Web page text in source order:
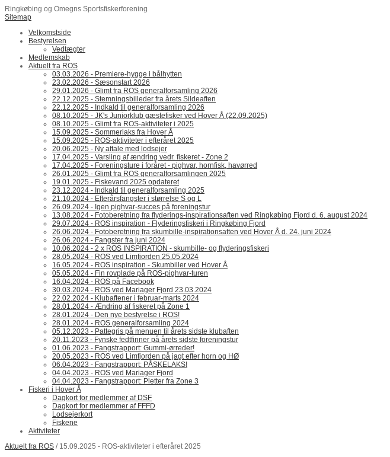
Ringkøbing og Omegns Sportsfiskerforening
Sitemap
Velkomstside
Bestyrelsen
Vedtægter
Medlemskab
Aktuelt fra ROS
03.03.2026 - Premiere-hygge i bålhytten
23.02.2026 - Sæsonstart 2026
29.01.2026 - Glimt fra ROS generalforsamling 2026
22.12.2025 - Stemningsbilleder fra årets Sildeaften
22.12.2025 - Indkald til generalforsamling 2026
08.10.2025 - JK's Juniorklub gæstefisker ved Hover Å (22.09.2025)
08.10.2025 - Glimt fra ROS-aktiviteter i 2025
15.09.2025 - Sommerlaks fra Hover Å
15.09.2025 - ROS-aktiviteter i efteråret 2025
20.06.2025 - Ny aftale med lodsejer
17.04.2025 - Varsling af ændring vedr. fiskeret - Zone 2
17.04.2025 - Foreningsture i foråret - pighvar, hornfisk, havørred
26.01.2025 - Glimt fra ROS generalforsamlingen 2025
19.01.2025 - Fiskevand 2025 opdateret
23.12.2024 - Indkald til generalforsamling 2025
21.10.2024 - Efterårsfangster i størrelse S og L
26.09.2024 - Igen pighvar-succes på foreningstur
13.08.2024 - Fotoberetning fra flyderings-inspirationsaften ved Ringkøbing Fjord d. 6. august 2024
29.07.2024 - ROS inspiration - Flyderingsfiskeri i Ringkøbing Fjord
26.06.2024 - Fotoberetning fra skumbille-inspirationsaften ved Hover Å d. 24. juni 2024
26.06.2024 - Fangster fra juni 2024
10.06.2024 - 2 x ROS INSPIRATION - skumbille- og flyderingsfiskeri
28.05.2024 - ROS ved Limfjorden 25.05.2024
16.05.2024 - ROS inspiration - Skumbiller ved Hover Å
05.05.2024 - Fin rovplade på ROS-pighvar-turen
16.04.2024 - ROS på Facebook
30.03.2024 - ROS ved Mariager Fjord 23.03.2024
22.02.2024 - Klubaftener i februar-marts 2024
28.01.2024 - Ændring af fiskeret på Zone 1
28.01.2024 - Den nye bestyrelse i ROS!
28.01.2024 - ROS generalforsamling 2024
05.12.2023 - Pattegris på menuen til årets sidste klubaften
20.11.2023 - Fynske fedtfinner på årets sidste foreningstur
01.06.2023 - Fangstrapport: Gummi-ørreder!
20.05.2023 - ROS ved Limfjorden på jagt efter horn og HØ
06.04.2023 - Fangstrapport: PÅSKELAKS!
04.04.2023 - ROS ved Mariager Fjord
04.04.2023 - Fangstrapport: Pletter fra Zone 3
Fiskeri i Hover Å
Dagkort for medlemmer af DSF
Dagkort for medlemmer af FFFD
Lodsejerkort
Fiskene
Aktiviteter
Aktuelt fra ROS / 15.09.2025 - ROS-aktiviteter i efteråret 2025